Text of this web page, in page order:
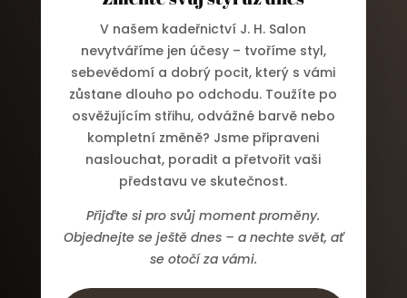
V našem kadeřnictví J. H. Salon
nevytváříme jen účesy – tvoříme styl,
sebevědomí a dobrý pocit, který s vámi
zůstane dlouho po odchodu. Toužíte po
osvěžujícím střihu, odvážné barvě nebo
kompletní změně? Jsme připraveni
naslouchat, poradit a přetvořit vaši
představu ve skutečnost.
Přijďte si pro svůj moment proměny.
Objednejte se ještě dnes – a nechte svět, ať
se otočí za vámi.